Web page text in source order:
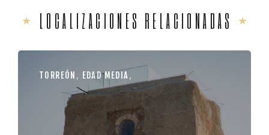
LOCALIZACIONES RELACIONADAS
TORREÓN , EDAD MEDIA ,